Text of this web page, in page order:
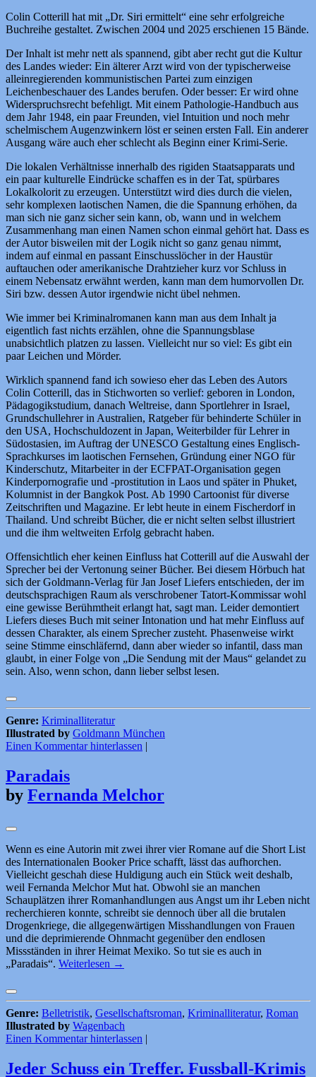
Colin Cotterill hat mit „Dr. Siri ermittelt“ eine sehr erfolgreiche
Buchreihe gestaltet. Zwischen 2004 und 2025 erschienen 15 Bände.
Der Inhalt ist mehr nett als spannend, gibt aber recht gut die Kultur
des Landes wieder: Ein älterer Arzt wird von der typischerweise
alleinregierenden kommunistischen Partei zum einzigen
Leichenbeschauer des Landes berufen. Oder besser: Er wird ohne
Widerspruchsrecht befehligt. Mit einem Pathologie-Handbuch aus
dem Jahr 1948, ein paar Freunden, viel Intuition und noch mehr
schelmischem Augenzwinkern löst er seinen ersten Fall. Ein anderer
Ausgang wäre auch eher schlecht als Beginn einer Krimi-Serie.
Die lokalen Verhältnisse innerhalb des rigiden Staatsapparats und
ein paar kulturelle Eindrücke schaffen es in der Tat, spürbares
Lokalkolorit zu erzeugen. Unterstützt wird dies durch die vielen,
sehr komplexen laotischen Namen, die die Spannung erhöhen, da
man sich nie ganz sicher sein kann, ob, wann und in welchem
Zusammenhang man einen Namen schon einmal gehört hat. Dass es
der Autor bisweilen mit der Logik nicht so ganz genau nimmt,
indem auf einmal en passant Einschusslöcher in der Haustür
auftauchen oder amerikanische Drahtzieher kurz vor Schluss in
einem Nebensatz erwähnt werden, kann man dem humorvollen Dr.
Siri bzw. dessen Autor irgendwie nicht übel nehmen.
Wie immer bei Kriminalromanen kann man aus dem Inhalt ja
eigentlich fast nichts erzählen, ohne die Spannungsblase
unabsichtlich platzen zu lassen. Vielleicht nur so viel: Es gibt ein
paar Leichen und Mörder.
Wirklich spannend fand ich sowieso eher das Leben des Autors
Colin Cotterill, das in Stichworten so verlief: geboren in London,
Pädagogikstudium, danach Weltreise, dann Sportlehrer in Israel,
Grundschullehrer in Australien, Ratgeber für behinderte Schüler in
den USA, Hochschuldozent in Japan, Weiterbilder für Lehrer in
Südostasien, im Auftrag der UNESCO Gestaltung eines Englisch-
Sprachkurses im laotischen Fernsehen, Gründung einer NGO für
Kinderschutz, Mitarbeiter in der ECFPAT-Organisation gegen
Kinderpornografie und -prostitution in Laos und später in Phuket,
Kolumnist in der Bangkok Post. Ab 1990 Cartoonist für diverse
Zeitschriften und Magazine. Er lebt heute in einem Fischerdorf in
Thailand. Und schreibt Bücher, die er nicht selten selbst illustriert
und die ihm weltweiten Erfolg gebracht haben.
Offensichtlich eher keinen Einfluss hat Cotterill auf die Auswahl der
Sprecher bei der Vertonung seiner Bücher. Bei diesem Hörbuch hat
sich der Goldmann-Verlag für Jan Josef Liefers entschieden, der im
deutschsprachigen Raum als verschrobener Tatort-Kommissar wohl
eine gewisse Berühmtheit erlangt hat, sagt man. Leider demontiert
Liefers dieses Buch mit seiner Intonation und hat mehr Einfluss auf
dessen Charakter, als einem Sprecher zusteht. Phasenweise wirkt
seine Stimme einschläfernd, dann aber wieder so infantil, dass man
glaubt, in einer Folge von „Die Sendung mit der Maus“ gelandet zu
sein. Also, wenn schon, dann lieber selbst lesen.
Genre: Kriminalliteratur
Illustrated by Goldmann München
Einen Kommentar hinterlassen
Paradais
by Fernanda Melchor
Wenn es eine Autorin mit zwei ihrer vier Romane auf die Short List
des Internationalen Booker Price schafft, lässt das aufhorchen.
Vielleicht geschah diese Huldigung auch ein Stück weit deshalb,
weil Fernanda Melchor Mut hat. Obwohl sie an manchen
Schauplätzen ihrer Romanhandlungen aus Angst um ihr Leben nicht
recherchieren konnte, schreibt sie dennoch über all die brutalen
Drogenkriege, die allgegenwärtigen Misshandlungen von Frauen
und die deprimierende Ohnmacht gegenüber den endlosen
Missständen in ihrer Heimat Mexiko. So tut sie es auch in
„Paradais“. Weiterlesen →
Genre: Belletristik, Gesellschaftsroman, Kriminalliteratur, Roman
Illustrated by Wagenbach
Einen Kommentar hinterlassen |
Jeder Schuss ein Treffer. Fussball-Krimis